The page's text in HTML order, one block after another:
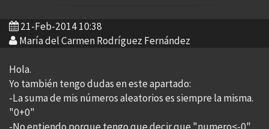
21-Feb-2014 10:38
María del Carmen Rodríguez Fernández
Hola.
Yo también tengo dudas en este apartado:
-La suma de mis números aleatorios es siempre la misma.
"0+0"